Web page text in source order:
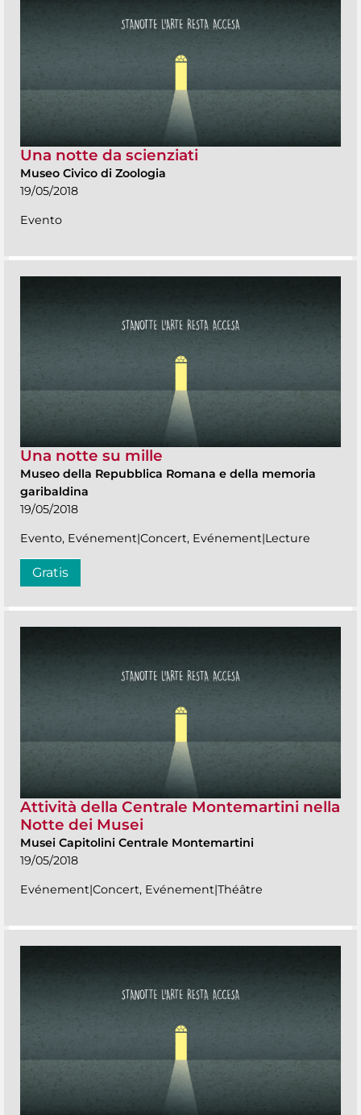
Una notte da scienziati
Museo Civico di Zoologia
19/05/2018
Evento
Una notte su mille
Museo della Repubblica Romana e della memoria
garibaldina
19/05/2018
Evento, Evénement|Concert, Evénement|Lecture
Gratis
Attività della Centrale Montemartini nella
Notte dei Musei
Musei Capitolini Centrale Montemartini
19/05/2018
Evénement|Concert, Evénement|Théâtre